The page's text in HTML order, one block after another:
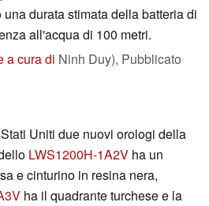
durata stimata della batteria di
all'acqua di 100 metri.
a cura di Ninh Duy), Pubblicato
Uniti due nuovi orologi della
LWS1200H-1A2V ha un
e cinturino in resina nera,
ha il quadrante turchese e la